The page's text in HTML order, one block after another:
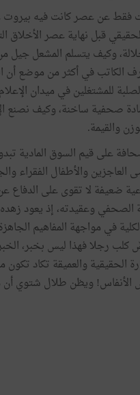
عن عصر كانت فيه بيروت
قبل نهاية عصر الأخلاق
وكيف يتسلم المشعل جيل
الكاتب في أكثر من موضع أن
للمشتغلين في ميدان
ساخنة، وكيف نصنع
والقيمة.
على قيم السوق المادية
والأطفال الفقراء
ضعيفة لا تقوى على
وعقيدته، إذ يعود
في مواجهة المفاهيم
عضّ كلب رجلا فهذا ليس بخبر،
الحقيقية والعميقة تكاد
ويظن طلال شتوي أن